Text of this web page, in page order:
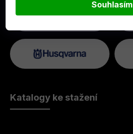
Souhlasím
Katalogy ke stažení